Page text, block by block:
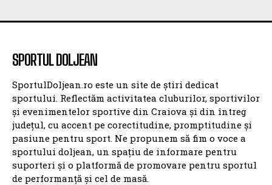
SPORTUL DOLJEAN
SportulDoljean.ro este un site de știri dedicat
sportului. Reflectăm activitatea cluburilor, sportivilor
și evenimentelor sportive din Craiova și din întreg
județul, cu accent pe corectitudine, promptitudine și
pasiune pentru sport. Ne propunem să fim o voce a
sportului doljean, un spațiu de informare pentru
suporteri și o platformă de promovare pentru sportul
de performanță și cel de masă.